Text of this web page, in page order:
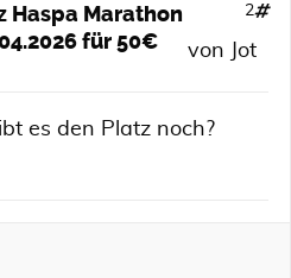
Haspa Marathon
für 50€
2
von Jot
es den Platz noch?